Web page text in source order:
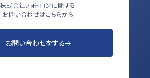
株式会社フォトロンに関する
お問い合わせはこちらから
お問い合わせをする